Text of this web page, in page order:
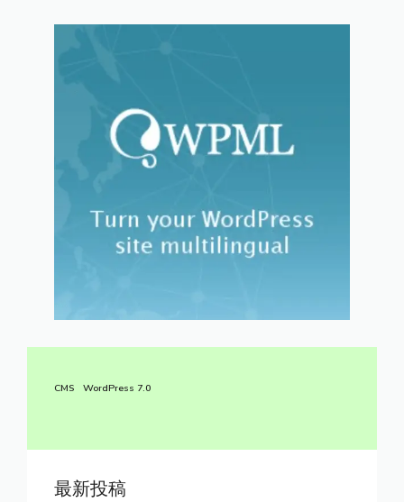
CMS WordPress 7.0
最新投稿